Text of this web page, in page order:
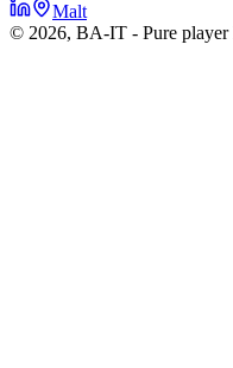
Malt
© 2026, BA-IT - Pure